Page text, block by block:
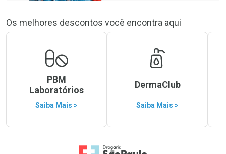
Os melhores descontos você encontra aqui
PBM
Laboratórios
Saiba Mais >
DermaClub
Saiba Mais >
Ir para a Home